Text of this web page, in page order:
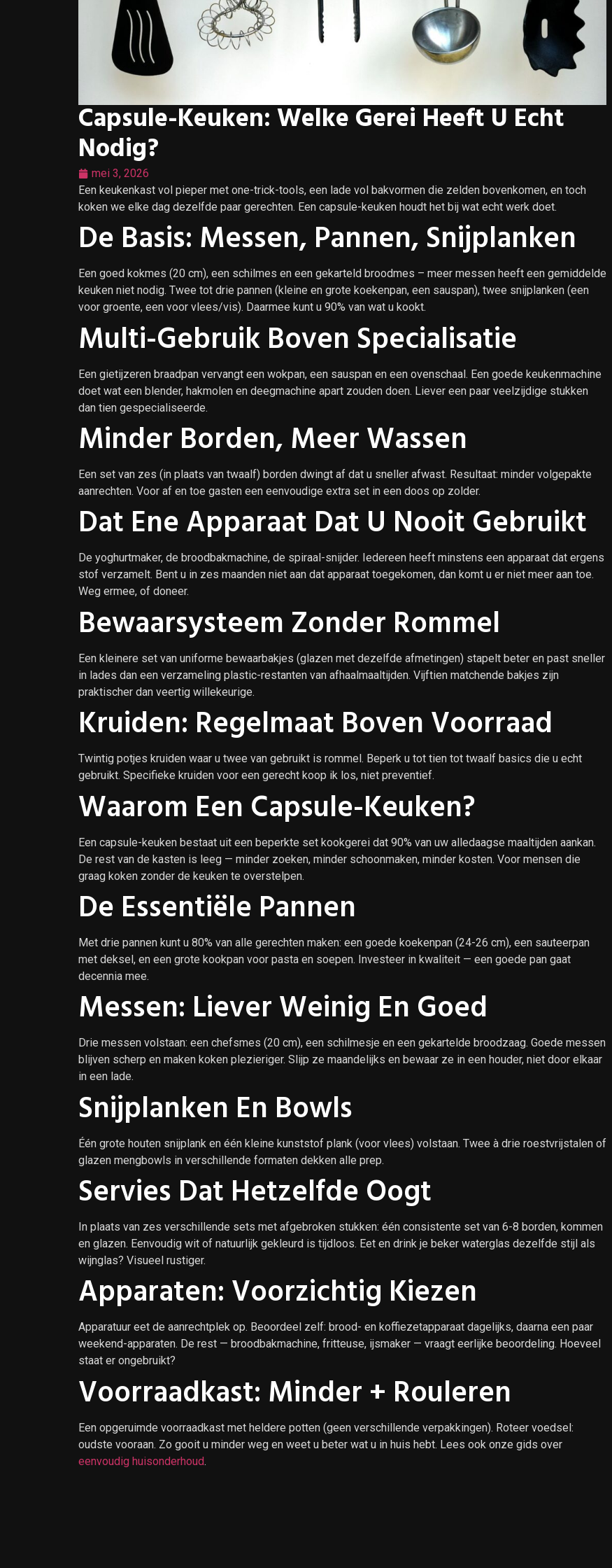
Capsule-Keuken: Welke Gerei Heeft U Echt
Nodig?
mei 3, 2026
Een keukenkast vol pieper met one-trick-tools, een lade vol bakvormen die zelden bovenkomen, en toch
koken we elke dag dezelfde paar gerechten. Een capsule-keuken houdt het bij wat echt werk doet.
De Basis: Messen, Pannen, Snijplanken
Een goed kokmes (20 cm), een schilmes en een gekarteld broodmes – meer messen heeft een gemiddelde
keuken niet nodig. Twee tot drie pannen (kleine en grote koekenpan, een sauspan), twee snijplanken (een
voor groente, een voor vlees/vis). Daarmee kunt u 90% van wat u kookt.
Multi-Gebruik Boven Specialisatie
Een gietijzeren braadpan vervangt een wokpan, een sauspan en een ovenschaal. Een goede keukenmachine
doet wat een blender, hakmolen en deegmachine apart zouden doen. Liever een paar veelzijdige stukken
dan tien gespecialiseerde.
Minder Borden, Meer Wassen
Een set van zes (in plaats van twaalf) borden dwingt af dat u sneller afwast. Resultaat: minder volgepakte
aanrechten. Voor af en toe gasten een eenvoudige extra set in een doos op zolder.
Dat Ene Apparaat Dat U Nooit Gebruikt
De yoghurtmaker, de broodbakmachine, de spiraal-snijder. Iedereen heeft minstens een apparaat dat ergens
stof verzamelt. Bent u in zes maanden niet aan dat apparaat toegekomen, dan komt u er niet meer aan toe.
Weg ermee, of doneer.
Bewaarsysteem Zonder Rommel
Een kleinere set van uniforme bewaarbakjes (glazen met dezelfde afmetingen) stapelt beter en past sneller
in lades dan een verzameling plastic-restanten van afhaalmaaltijden. Vijftien matchende bakjes zijn
praktischer dan veertig willekeurige.
Kruiden: Regelmaat Boven Voorraad
Twintig potjes kruiden waar u twee van gebruikt is rommel. Beperk u tot tien tot twaalf basics die u echt
gebruikt. Specifieke kruiden voor een gerecht koop ik los, niet preventief.
Waarom Een Capsule-Keuken?
Een capsule-keuken bestaat uit een beperkte set kookgerei dat 90% van uw alledaagse maaltijden aankan.
De rest van de kasten is leeg — minder zoeken, minder schoonmaken, minder kosten. Voor mensen die
graag koken zonder de keuken te overstelpen.
De Essentiële Pannen
Met drie pannen kunt u 80% van alle gerechten maken: een goede koekenpan (24-26 cm), een sauteerpan
met deksel, en een grote kookpan voor pasta en soepen. Investeer in kwaliteit — een goede pan gaat
decennia mee.
Messen: Liever Weinig En Goed
Drie messen volstaan: een chefsmes (20 cm), een schilmesje en een gekartelde broodzaag. Goede messen
blijven scherp en maken koken plezieriger. Slijp ze maandelijks en bewaar ze in een houder, niet door elkaar
in een lade.
Snijplanken En Bowls
Één grote houten snijplank en één kleine kunststof plank (voor vlees) volstaan. Twee à drie roestvrijstalen of
glazen mengbowls in verschillende formaten dekken alle prep.
Servies Dat Hetzelfde Oogt
In plaats van zes verschillende sets met afgebroken stukken: één consistente set van 6-8 borden, kommen
en glazen. Eenvoudig wit of natuurlijk gekleurd is tijdloos. Eet en drink je beker waterglas dezelfde stijl als
wijnglas? Visueel rustiger.
Apparaten: Voorzichtig Kiezen
Apparatuur eet de aanrechtplek op. Beoordeel zelf: brood- en koffiezetapparaat dagelijks, daarna een paar
weekend-apparaten. De rest — broodbakmachine, fritteuse, ijsmaker — vraagt eerlijke beoordeling. Hoeveel
staat er ongebruikt?
Voorraadkast: Minder + Rouleren
Een opgeruimde voorraadkast met heldere potten (geen verschillende verpakkingen). Roteer voedsel:
oudste vooraan. Zo gooit u minder weg en weet u beter wat u in huis hebt. Lees ook onze gids over
eenvoudig huisonderhoud.